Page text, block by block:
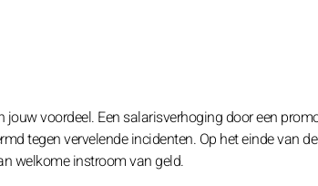
voordeel. Een salarisverhoging door een
tegen vervelende incidenten. Op het einde van
welkome instroom van geld.